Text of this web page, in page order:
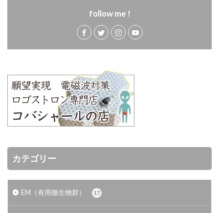
follow me !
カテゴリー
EM（有用微生物群） 17